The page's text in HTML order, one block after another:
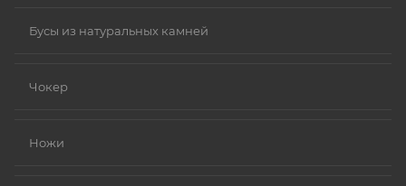
Бусы из натуральных камней
Чокер
Ножи